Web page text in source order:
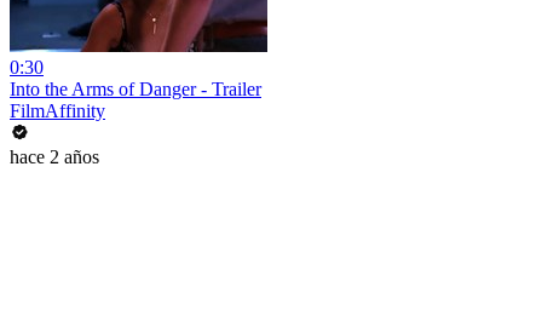
0:30
Into the Arms of Danger - Trailer
FilmAffinity
hace 2 años